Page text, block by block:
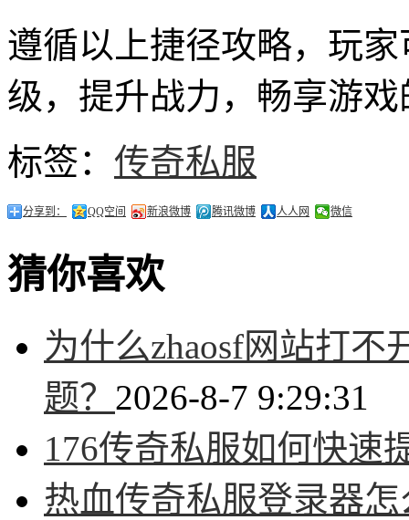
遵循以上捷径攻略，玩
级，提升战力，畅享游
标签： 传奇私服
分享到： QQ空间 新浪微博 腾讯微博 人人网 微信
猜你喜欢
为什么zhaosf网站打
题？ 2026-8-7 9:29:31
176传奇私服如何快速
热血传奇私服登录器